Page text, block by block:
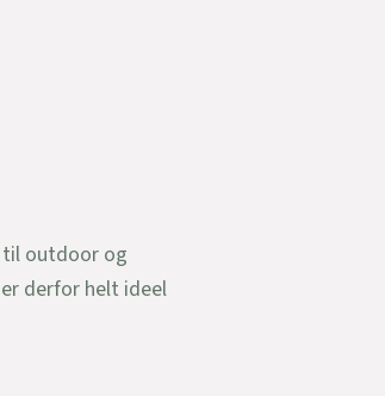
til outdoor og
derfor helt ideel